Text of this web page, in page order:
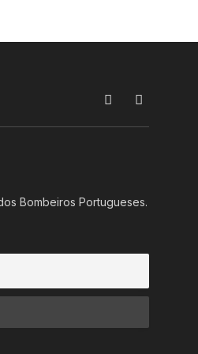
FacebookInstagram
Bombeiros Portugueses.